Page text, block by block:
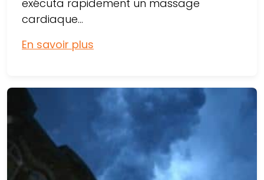
exécuta rapidement un massage
cardiaque...
En savoir plus